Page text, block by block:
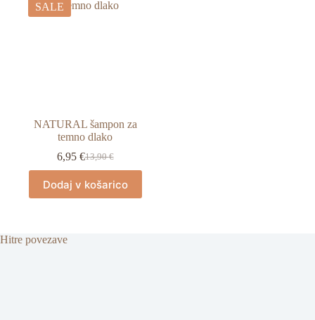
SALE
NATURAL šampon za
temno dlako
13,90€
Izvirna
je
bila:
6,95 €Trenutna
je:
6,95 €.
Dodaj v košarico
Hitre povezave